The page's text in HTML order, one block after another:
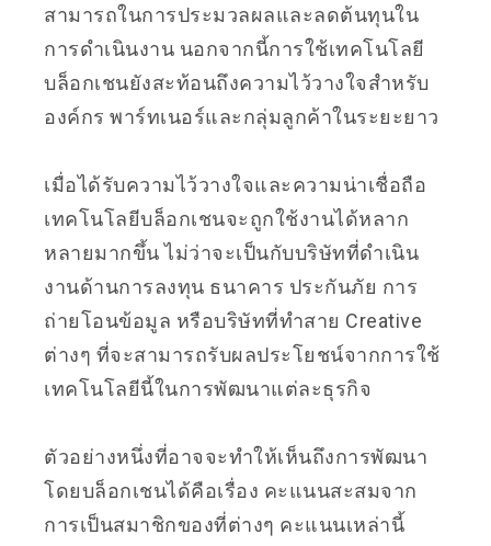
สามารถในการประมวลผลและลดต้นทุนใน
การดำเนินงาน นอกจากนี้การใช้เทคโนโลยี
บล็อกเชนยังสะท้อนถึงความไว้วางใจสำหรับ
องค์กร พาร์ทเนอร์และกลุ่มลูกค้าในระยะยาว
เมื่อได้รับความไว้วางใจและความน่าเชื่อถือ
เทคโนโลยีบล็อกเชนจะถูกใช้งานได้หลาก
หลายมากขึ้น ไม่ว่าจะเป็นกับบริษัทที่ดำเนิน
งานด้านการลงทุน ธนาคาร ประกันภัย การ
ถ่ายโอนข้อมูล หรือบริษัทที่ทำสาย Creative
ต่างๆ ที่จะสามารถรับผลประโยชน์จากการใช้
เทคโนโลยีนี้ในการพัฒนาแต่ละธุรกิจ
ตัวอย่างหนึ่งที่อาจจะทำให้เห็นถึงการพัฒนา
โดยบล็อกเชนได้คือเรื่อง คะแนนสะสมจาก
การเป็นสมาชิกของที่ต่างๆ คะแนนเหล่านี้